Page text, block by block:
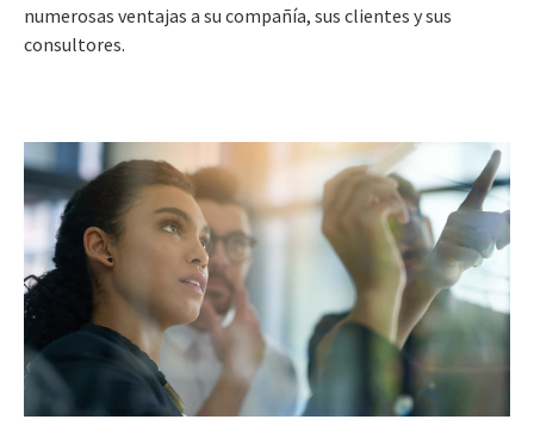
numerosas ventajas a su compañía, sus clientes y sus
consultores.